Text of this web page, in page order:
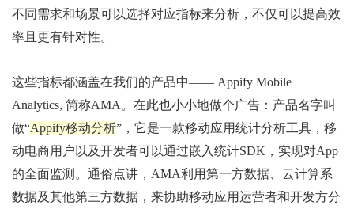
不同需求和场景可以选择对应指标来分析，不仅可以提高效
率且更有针对性。
这些指标都涵盖在我们的产品中—— Appify Mobile
Analytics, 简称AMA。在此也小小地做个广告：产品名字叫
做“Appify移动分析”，它是一款移动应用统计分析工具，移
动电商用户以及开发者可以通过嵌入统计SDK，实现对App
的全面监测。通俗点讲，AMA利用第一方数据、云计算系
数据及其他第三方数据，来协助移动应用运营者和开发方分